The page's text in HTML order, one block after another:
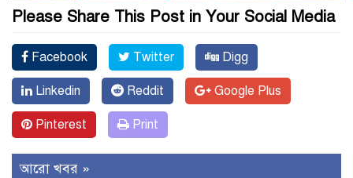
Please Share This Post in Your Social Media
Facebook Twitter Digg
Linkedin Reddit Google Plus
Pinterest Print
আরো খবর »